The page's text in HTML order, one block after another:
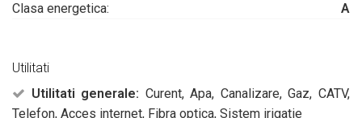
Clasa energetica:
A
Utilitati
Utilitati generale: Curent, Apa, Canalizare, Gaz, CATV,
Telefon, Acces internet, Fibra optica, Sistem irigatie